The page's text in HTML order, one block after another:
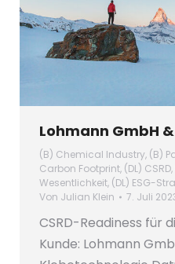
Lohmann GmbH &
(B) Chemical Industry, (B)
Carbon Footprint, (DL) CSRD,
Wesentlichkeit, (DL) ESG-
Von Julian Klein 7. Juli
CSRD-Readiness für
Kunde: Lohmann